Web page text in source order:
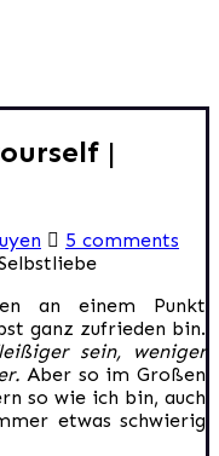
|
5 comments
an einem Punkt
ganz zufrieden bin.
sein, weniger
Aber so im Großen
so wie ich bin, auch
etwas schwierig